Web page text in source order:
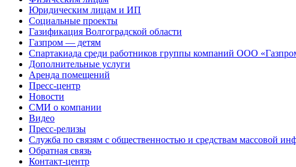
Юридическим лицам и ИП
Социальные проекты
Газификация Волгоградской области
Газпром — детям
Спартакиада среди работников группы компаний ООО
Дополнительные услуги
Аренда помещений
Пресс-центр
Новости
СМИ о компании
Видео
Пресс-релизы
Служба по связям с общественностью и средствам массовой
Обратная связь
Контакт-центр